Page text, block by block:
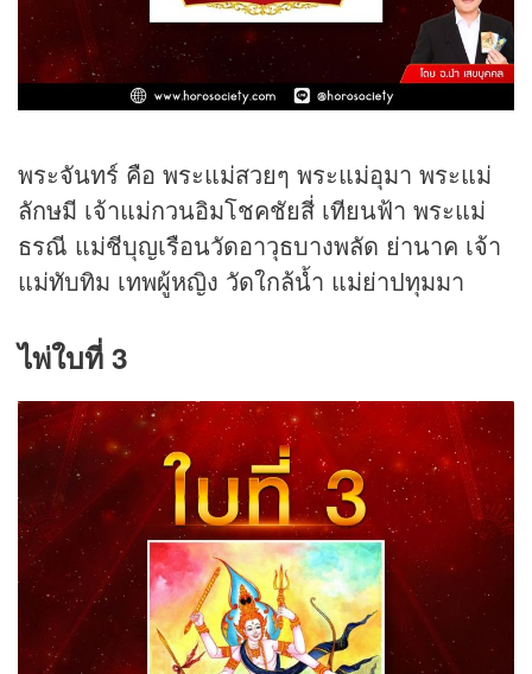
พระจันทร์ คือ พระแม่สวยๆ พระแม่อุมา พระแม่
ลักษมี เจ้าแม่กวนอิมโชคชัยสี่ เทียนฟ้า พระแม่
ธรณี แม่ชีบุญเรือนวัดอาวุธบางพลัด ย่านาค เจ้า
แม่ทับทิม เทพผู้หญิง วัดใกล้น้ำ แม่ย่าปทุมมา
ไพ่ใบที่ 3